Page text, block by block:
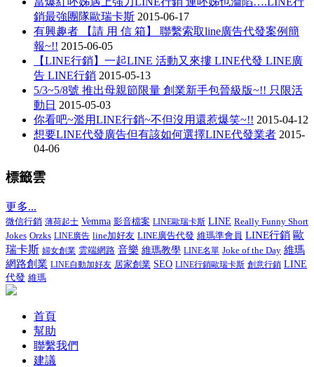
銷最強團隊歐瑞卡斯 2015-06-17
有興趣者 【請 用 信 箱】 聯繫索取line廣告代發案例簡
報~!! 2015-06-05
【LINE行銷】一起LINE 活動又來摟 LINE代發 LINE廣
告 LINE行銷 2015-05-13
5/3~5/8號 推出母親節限量 創業新手包晉級版~!! 只限活
動日 2015-05-03
你看吧~濫用LINE行銷~不但沒用還惹爆笑~!! 2015-04-12
想要LINE代發廣告但有該如何選擇LINE代發業者 2015-
04-06
標籤雲
更多...
微信行銷 薄荷起士 Vemma 影音檔案 LINE歐瑞卡斯 LINE Really Funny Short
Jokes Orzks LINE廣告 line加好友 LINE廣告代發 維瑪準會員 LINE行銷 歐
瑞卡斯 婦女創業 雲端網路 音樂 維瑪教學 LINE名單 Joke of the Day 維瑪
網路創業 LINE自動加好友 居家創業 SEO LINE行銷歐瑞卡斯 創意行銷 LINE
代發 維瑪
首頁
幫助
聯繫我們
建議